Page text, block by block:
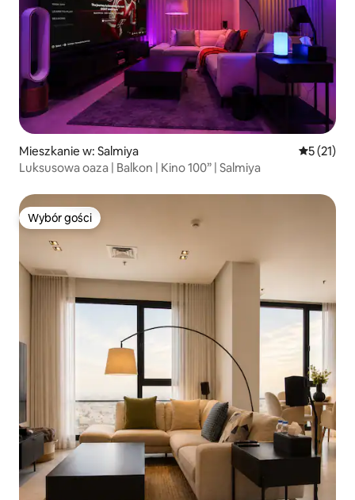
Mieszkanie w: Salmiya Średnia
5 (21)
Luksusowa oaza | Balkon | Kino 100” | Salmiya
Wybór gości
Wybór gości